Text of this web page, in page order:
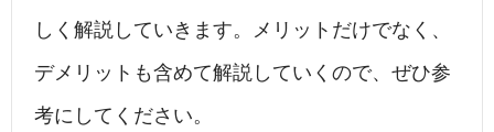
しく解説していきます。メリットだけでなく、
デメリットも含めて解説していくので、ぜひ参
考にしてください。